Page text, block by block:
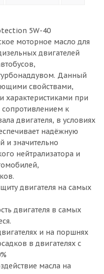
5W-40
моторное масло для
двигателей
Данный
свойствами,
при
к
двигателя, в условиях
надёжную
и значительно
нейтрализатора и
двигателя на самых
двигателя в самых
и на поршнях
в двигателях с
масла на